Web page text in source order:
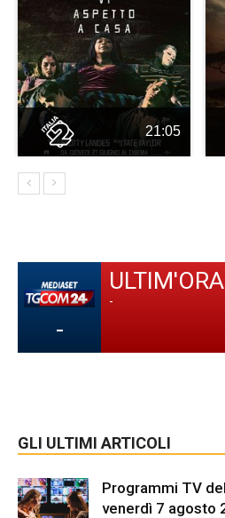
21:05
-
ULTIM'ORA
-
GLI ULTIMI ARTICOLI
Programmi TV
venerdì 7 agosto